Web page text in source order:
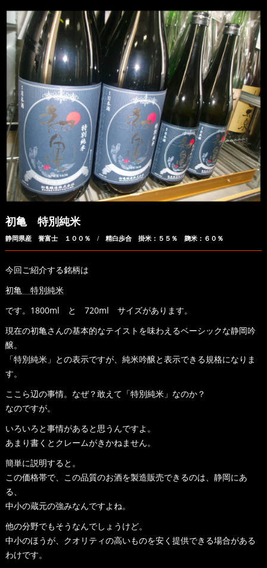
初亀 特別純米
静岡県産 誉富士 １００％ / 精白歩合 掛米：５５％ 麹米：６０％
今回ご紹介する銘柄は
初亀 特別純米
です。1800ml と 720ml サイズがあります。
現在の初亀さんの基本的なテイストを味わえるベーシックな静岡吟
醸。
「特別純米」との表示ですが、純米吟醸と表示できる規格になりま
す。
ここら辺の事情。なぜ？敢えて「特別純米」なのか？
なのですが。
いろいろと事情があると思うんですよ。
あまり書くとクレームがきかねません。
簡単に説明すると。
この価格帯で、この品質のお酒を製造販売できるのは、静岡にあ
る、
中小の蔵元の強みなんですよね。
他の分野でもそうなんでしょうけど。
中小のほうが、クオリティの高いものを安く提供できる場合がある
わけです。